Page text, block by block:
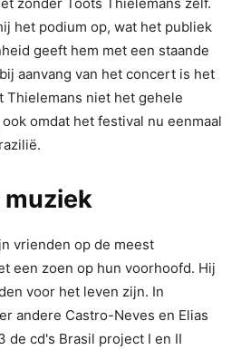
het podium op, wat het publiek
geeft hem met een staande
aanvang van het concert is het
Thielemans niet het gehele
omdat het festival nu eenmaal
muziek
vrienden op de meest
een zoen op hun voorhoofd. Hij
voor het leven zijn. In
andere Castro-Neves en Elias
de cd's Brasil project I en II